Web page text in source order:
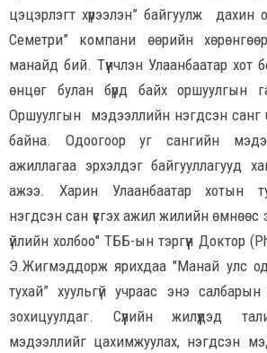
цэцэрлэгт хүрээлэн” байгуулж
Семетри” компани өөрийн
манайд бий. Түүнчлэн Улаанбаатар
өнцөг булан бүрд байх оршуулгын
Оршуулгын мэдээллийн нэгдсэн санг
байна. Одоогоор уг сангийн
ажиллагаа эрхэлдэг байгууллагууд
ажээ. Харин Улаанбаатар хотын
нэгдсэн сан үүсгэх ажил жилийн
үйлийн холбоо" ТББ-ын тэргүүн Доктор
Э.Жигмэддорж ярихдаа "Манай улс
тухай” хуульгүй учраас энэ
зохицуулдаг. Сүүлийн жилүүдэд
мэдээллийг цахимжуулах, нэгдсэн